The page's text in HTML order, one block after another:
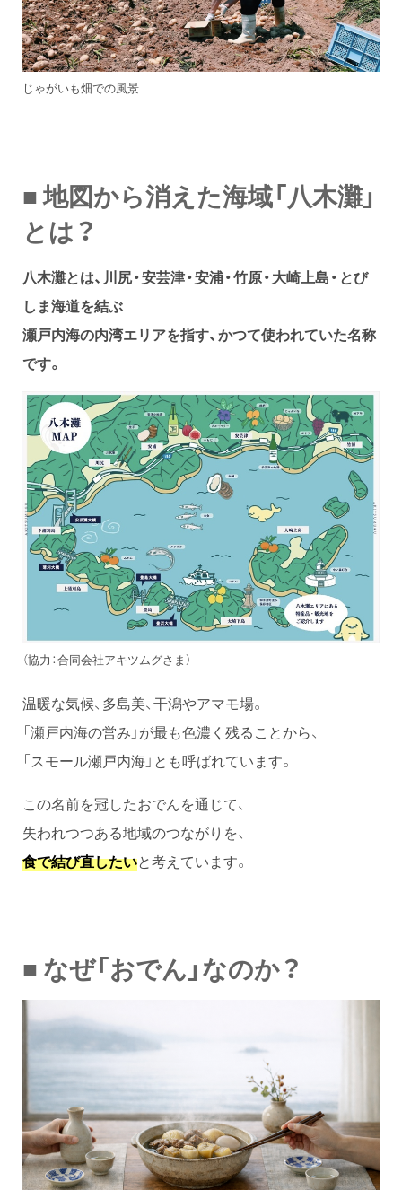
じゃがいも畑での風景
■ 地図から消えた海域「八木灘」
とは？
八木灘とは、川尻・安芸津・安浦・竹原・大崎上島・とび
しま海道を結ぶ
瀬戸内海の内湾エリアを指す、かつて使われていた名称
です。
（協力：合同会社アキツムグさま）
温暖な気候、多島美、干潟やアマモ場。
「瀬戸内海の営み」が最も色濃く残ることから、
「スモール瀬戸内海」とも呼ばれています。
この名前を冠したおでんを通じて、
失われつつある地域のつながりを、
食で結び直したいと考えています。
■ なぜ「おでん」なのか？